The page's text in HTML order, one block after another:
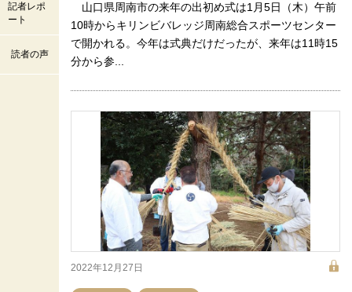
記者レポ
ート
読者の声
山口県周南市の来年の出初め式は1月5日（木）午前
10時からキリンビバレッジ周南総合スポーツセンター
で開かれる。今年は式典だけだったが、来年は11時15
分から参...
2022年12月27日